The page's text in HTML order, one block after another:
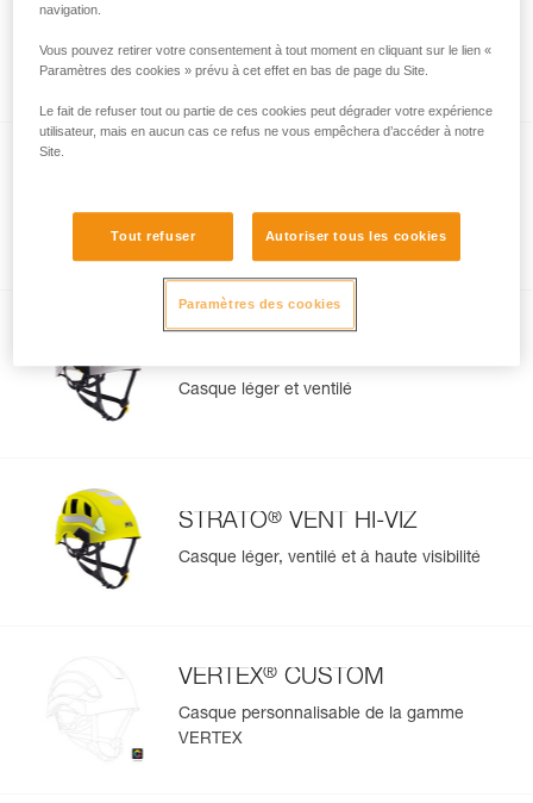
Casque léger
Casque léger et ventilé
STRATO® VENT HI-VIZ
Casque léger, ventilé et à haute visibilité
VERTEX® CUSTOM
Casque personnalisable de la gamme
VERTEX
navigation.
Vous pouvez retirer votre consentement à tout moment en cliquant sur le lien «
Paramètres des cookies » prévu à cet effet en bas de page du Site.
Le fait de refuser tout ou partie de ces cookies peut dégrader votre expérience
utilisateur, mais en aucun cas ce refus ne vous empêchera d’accéder à notre
Site.
Tout refuser Autoriser tous les cookies
Paramètres des cookies